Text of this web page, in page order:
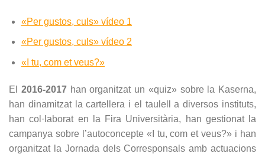
«Per gustos, culs» vídeo 1
«Per gustos, culs» vídeo 2
«I tu, com et veus?»
El 2016-2017han organitzat un «quiz» sobre la Kaserna,
han dinamitzat la cartellera i el taulell a diversos instituts,
han col·laborat en la Fira Universitària, han gestionat la
campanya sobre l’autoconcepte «I tu, com et veus?» i han
organitzat la Jornada dels Corresponsals amb actuacions